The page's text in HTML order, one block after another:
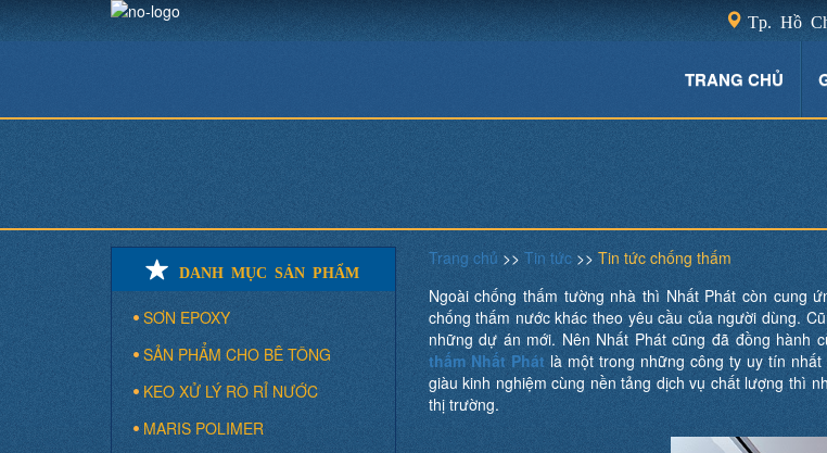
Tp. Hồ
TRANG CHỦ
DANH MỤC SẢN PHẨM
SƠN EPOXY
SẢN PHẨM CHO BÊ TÔNG
KEO XỬ LÝ RÒ RỈ NƯỚC
MARIS POLIMER
Trang chủ >> Tin tức >> Tin tức chống thấm
Ngoài chống thấm tường nhà thì Nhất Phát còn cung
chống thấm nước khác theo yêu cầu của người dùng.
những dự án mới. Nên Nhất Phát cũng đã đồng hành
thấm Nhất Phát là một trong những công ty uy tín
giàu kinh nghiệm cùng nền tảng dịch vụ chất lượng thì
thị trường.